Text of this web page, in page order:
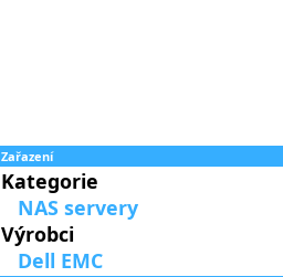
Zařazení
Kategorie
NAS servery
Výrobci
Dell EMC